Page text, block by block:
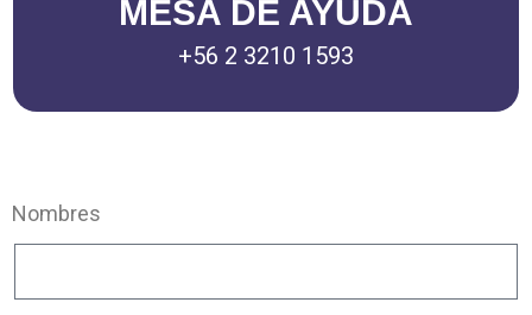
MESA DE AYUDA
+56 2 3210 1593
Nombres